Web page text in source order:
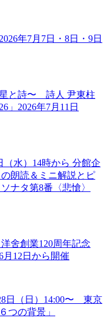
年7月7日・8日・9日
星と詩〜 詩人 尹東柱
」2026年7月11日
（水）14時から 分館企
朗読＆ミニ解説とピ
ナタ第8番〈悲愴〉
舍創業120周年記念
月12日から開催
日（日）14:00〜 東京
つの背景」